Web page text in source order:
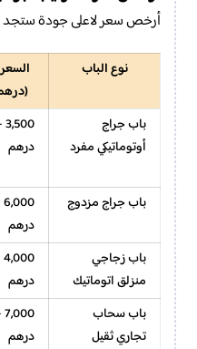
أرخص سعر لاعلى جودة ستجد
نوع الباب
باب جراج
أوتوماتيكي مفرد
درهم
باب جراج مزدوج
درهم
باب زجاجي
منزلق اتوماتيك
درهم
باب سحاب
تجاري ثقيل
درهم